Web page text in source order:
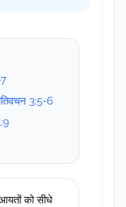
3:5-6
को सीधे